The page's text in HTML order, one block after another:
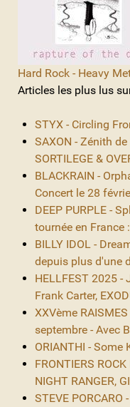
Hard Rock - Heavy
Articles les plus lus
STYX - Circling
SAXON - Zénith
SORTILEGE &
BLACKRAIN -
Concert le 28
DEEP PURPLE -
tournée en France
BILLY IDOL -
depuis plus d'une
HELLFEST 2025 -
Frank Carter,
XXVème
septembre - Avec
ORIANTHI - Some
FRONTIERS
NIGHT RANGER,
STEVE